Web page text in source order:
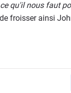
qu'il nous faut
froisser ainsi